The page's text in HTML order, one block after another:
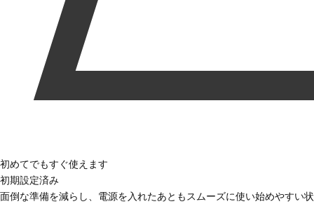
初めてでもすぐ使えます
初期設定済み
面倒な準備を減らし、電源を入れたあともスムーズに使い始めやすい